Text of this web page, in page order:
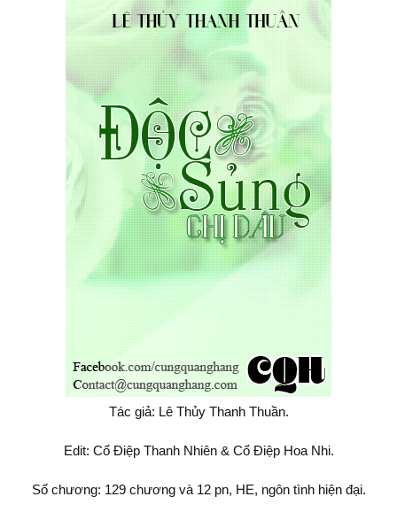
Tác giả: Lê Thủy Thanh Thuần.
Edit: Cổ Điệp Thanh Nhiên & Cổ Điệp Hoa Nhi.
Số chương: 129 chương và 12 pn, HE, ngôn tình đại.